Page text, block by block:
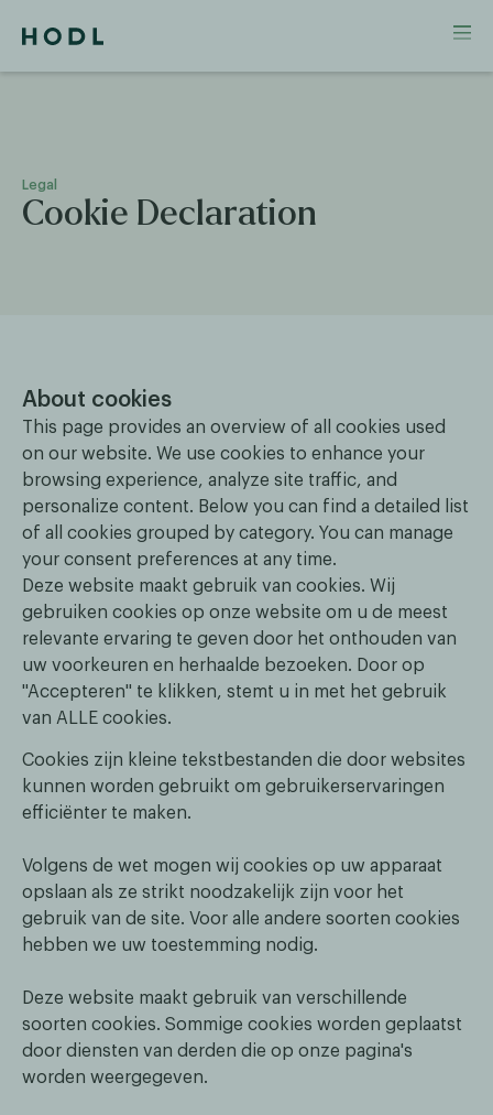
Legal
Cookie Declaration
About cookies
This page provides an overview of all cookies used
on our website. We use cookies to enhance your
browsing experience, analyze site traffic, and
personalize content. Below you can find a detailed list
of all cookies grouped by category. You can manage
your consent preferences at any time.
Deze website maakt gebruik van cookies. Wij
gebruiken cookies op onze website om u de meest
relevante ervaring te geven door het onthouden van
uw voorkeuren en herhaalde bezoeken. Door op
"Accepteren" te klikken, stemt u in met het gebruik
van ALLE cookies.
Cookies zijn kleine tekstbestanden die door websites
kunnen worden gebruikt om gebruikerservaringen
efficiënter te maken.
Volgens de wet mogen wij cookies op uw apparaat
opslaan als ze strikt noodzakelijk zijn voor het
gebruik van de site. Voor alle andere soorten cookies
hebben we uw toestemming nodig.
Deze website maakt gebruik van verschillende
soorten cookies. Sommige cookies worden geplaatst
door diensten van derden die op onze pagina's
worden weergegeven.